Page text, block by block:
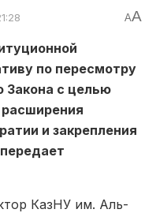
AA
по пересмотру
Закона с целью
и закрепления
КазНУ им. Аль-